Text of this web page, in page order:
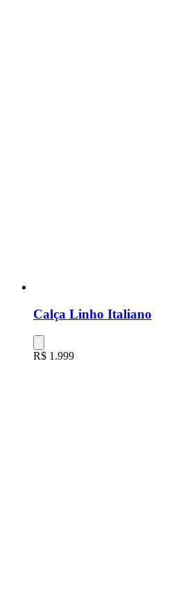
Calça Linho Italiano
R$ 1.999